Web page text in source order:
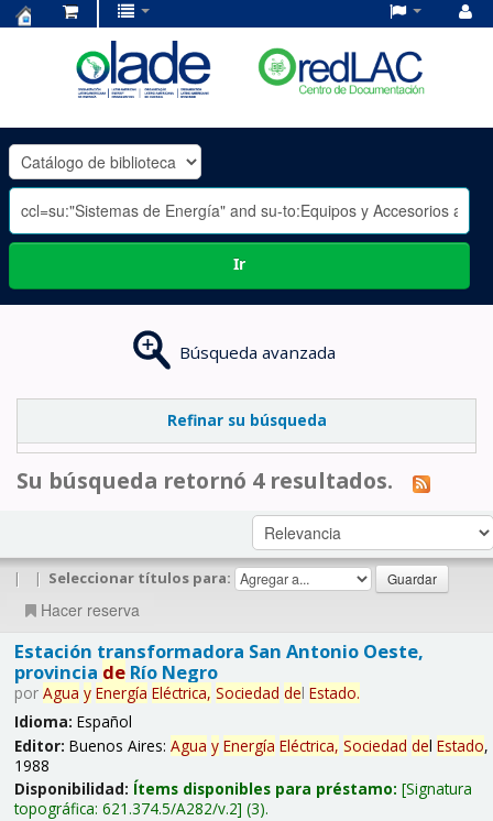
OLADE
-
Ir
Búsqueda avanzada
Refinar su búsqueda
Su búsqueda retornó 4 resultados.
| | Seleccionar títulos para:
Hacer reserva
Estación transformadora San Antonio Oeste,
provincia deRío Negro
por Agua y Energía Eléctrica, Sociedad del Estado.
Idioma: Español
Editor: Buenos Aires: Agua y Energía Eléctrica, Sociedad del Estado,
1988
Disponibilidad: Ítems disponibles para préstamo: Signatura
topográfica: 621.374.5/A282/v.2 (3).